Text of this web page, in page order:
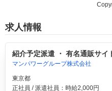
求人情報
紹介予定派遣 ・ 有名通販サイ
マンパワーグループ株式会社
東京都
正社員 / 派遣社員：時給2,000円